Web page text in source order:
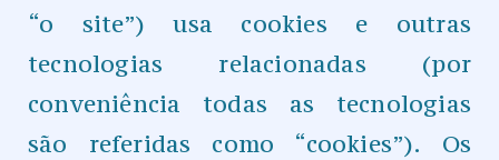
“o site”) usa cookies e outras
tecnologias relacionadas (por
conveniência todas as tecnologias
são referidas como “cookies”). Os